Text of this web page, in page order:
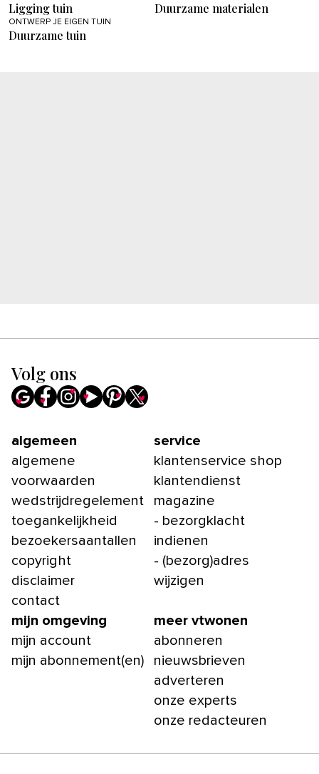
Ligging tuin Duurzame materialen
ONTWERP JE EIGEN TUIN
Duurzame tuin
Volg ons
algemeen
algemene
voorwaarden
wedstrijdregelement
toegankelijkheid
bezoekersaantallen
copyright
disclaimer
contact
service
klantenservice shop
klantendienst
magazine
- bezorgklacht
indienen
- (bezorg)adres
wijzigen
mijn omgeving
mijn account
mijn abonnement(en)
meer vtwonen
abonneren
nieuwsbrieven
adverteren
onze experts
onze redacteuren